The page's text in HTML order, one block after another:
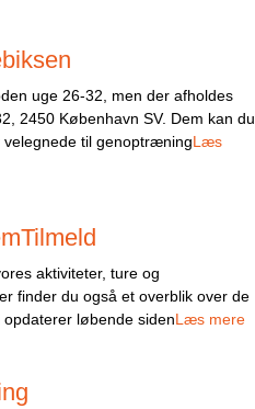
uge 26-32, men der afholdes
2450 København SV. Dem kan du
til genoptræningLæs
aktiviteter, ture og
finder du også et overblik over de
løbende sidenLæs mere